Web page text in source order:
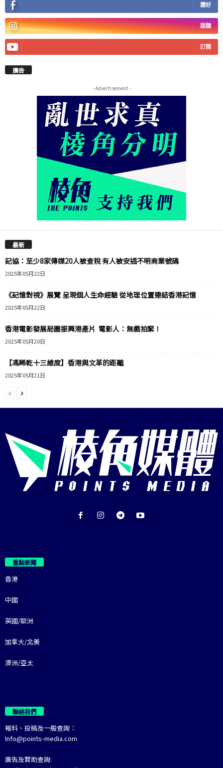
讚好
跟隨
訂閱
廣告
- Advertisement -
最新
記協：至少8家傳媒20人被查稅 有人被安插不明商業號碼
2025年05月22日
《記憶對視》展覽 呈現個人生命經驗 從地理位置連結香港記憶
2025年05月22日
香港電影發展局圖振興港產片 電影人：無戲拍緊！
2025年05月20日
【馮睎乾十三維度】香港與文革的距離
2025年05月21日
重點新聞
香港
中國
英國/歐洲
加拿大/北美
澳洲/亞太
聯絡我們
報料、投稿及一般查詢：
Info@points-media.com
廣告及贊助查詢: